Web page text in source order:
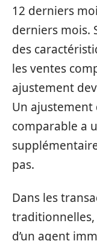
12 derniers
derniers mois.
des
les ventes
ajustement
Un
comparable a
pas.
Dans les
traditionnelles,
d’un agent